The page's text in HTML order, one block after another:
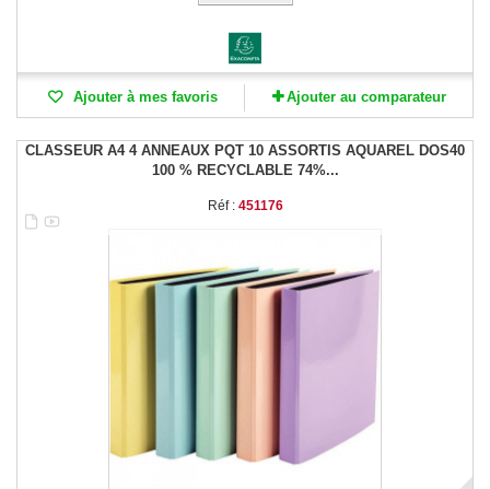
Ajouter à mes favoris Ajouter au comparateur
CLASSEUR A4 4 ANNEAUX PQT 10 ASSORTIS AQUAREL DOS40
100 % RECYCLABLE 74%...
Réf : 451176